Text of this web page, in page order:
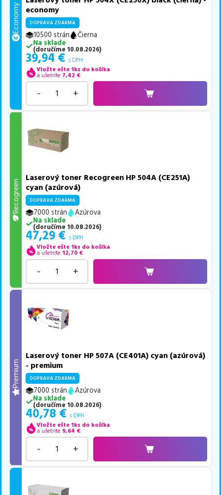
Economy
economy
DOPRAVA ZDARMA
10500 strán
Čierna
Na sklade
(doručíme 10.08.2026)
39,94 € s DPH
Vložte ešte 1ks do košíka
a ušetríte 7,42 €
- +
Recogreen
Laserový toner Recogreen HP 504A (CE251A)
cyan (azúrová)
DOPRAVA ZDARMA
7000 strán
Azúrova
Na sklade
(doručíme 10.08.2026)
47,29 € s DPH
Vložte ešte 1ks do košíka
a ušetríte 12,70 €
- +
Premium
Laserový toner HP 507A (CE401A) cyan (azúrová)
- premium
DOPRAVA ZDARMA
7000 strán
Azúrova
Na sklade
(doručíme 10.08.2026)
40,78 € s DPH
Vložte ešte 1ks do košíka
a ušetríte 9,64 €
- +